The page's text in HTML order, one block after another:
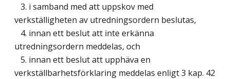
3. i samband med att uppskov med
verkställigheten av utredningsordern beslutas,
4. innan ett beslut att inte erkänna
utredningsordern meddelas, och
5. innan ett beslut att upphäva en
verkställbarhetsförklaring meddelas enligt 3 kap. 42